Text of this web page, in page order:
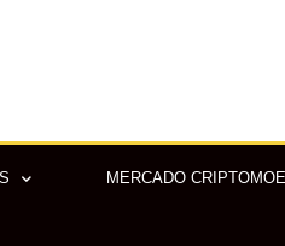
MERCADO